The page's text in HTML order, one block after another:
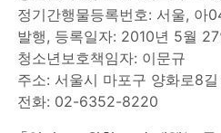
정기간행물등록번호: 서울, 아
발행, 등록일자: 2010년 5월 27
청소년보호책임자: 이문규
주소: 서울시 마포구 양화로8
전화: 02-6352-8220